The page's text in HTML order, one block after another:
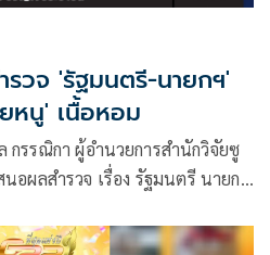
รวจ 'รัฐมนตรี-นายกฯ'
หนู' เนื้อหอม
กรรณิกา ผู้อำนวยการสำนักวิจัยซู
นอผลสำรวจ เรื่อง รัฐมนตรี นายกฯ
ารวิจัยเชิงปริมาณ